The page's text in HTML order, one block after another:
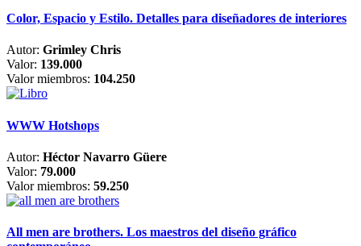
Color, Espacio y Estilo. Detalles para diseñadores de interiores
Autor: Grimley Chris
Valor: 139.000
Valor miembros: 104.250
WWW Hotshops
Autor: Héctor Navarro Güere
Valor: 79.000
Valor miembros: 59.250
All men are brothers. Los maestros del diseño gráfico